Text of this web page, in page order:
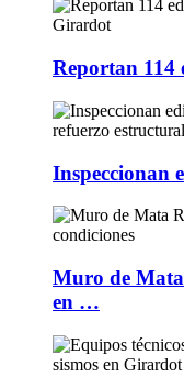
Reportan 114
Inspeccionan
Muro de
en …